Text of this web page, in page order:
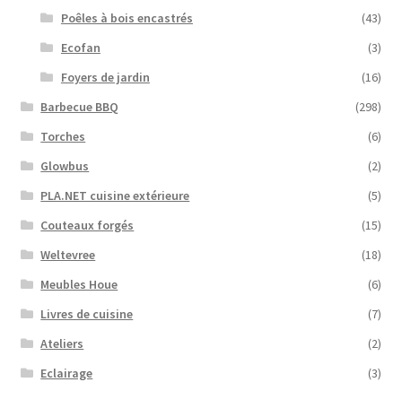
Poêles à bois encastrés
(43)
Ecofan
(3)
Foyers de jardin
(16)
Barbecue BBQ
(298)
Torches
(6)
Glowbus
(2)
PLA.NET cuisine extérieure
(5)
Couteaux forgés
(15)
Weltevree
(18)
Meubles Houe
(6)
Livres de cuisine
(7)
Ateliers
(2)
Eclairage
(3)